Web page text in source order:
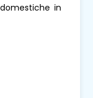
in